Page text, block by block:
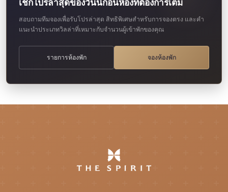
เช็กโปรล่าสุดของวันนี้ก่อนห้องที่ต้องการเต็ม
สอบถามทีมจองเพื่อรับโปรล่าสุด สิทธิพิเศษสำหรับการจองตรง และคำ
แนะนำประเภทวิลล่าที่เหมาะกับจำนวนผู้เข้าพักของคุณ
รายการห้องพัก จองห้องพัก